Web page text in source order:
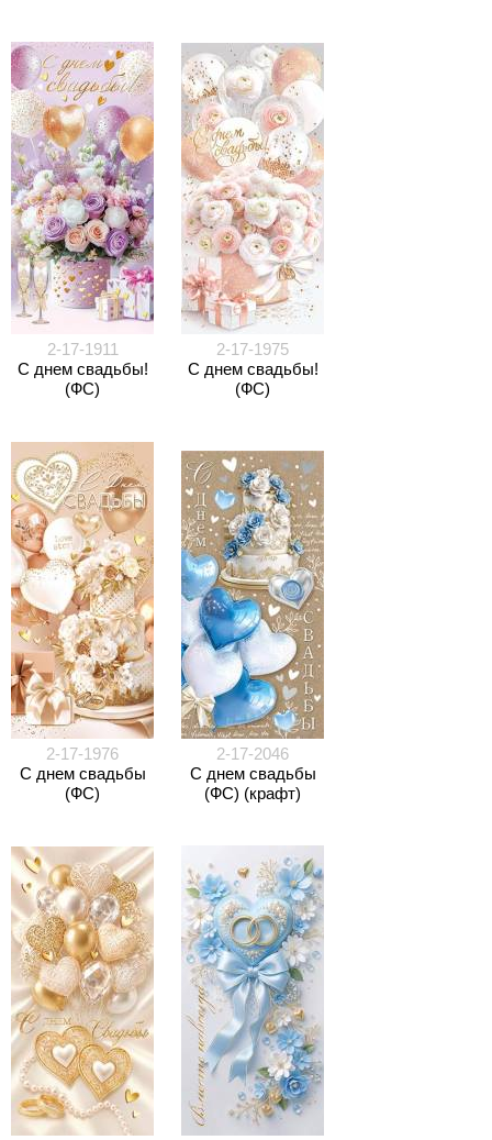
2-17-1911
С днем свадьбы!
(ФС)
2-17-1975
С днем свадьбы!
(ФС)
2-17-1976
С днем свадьбы
(ФС)
2-17-2046
С днем свадьбы
(ФС) (крафт)